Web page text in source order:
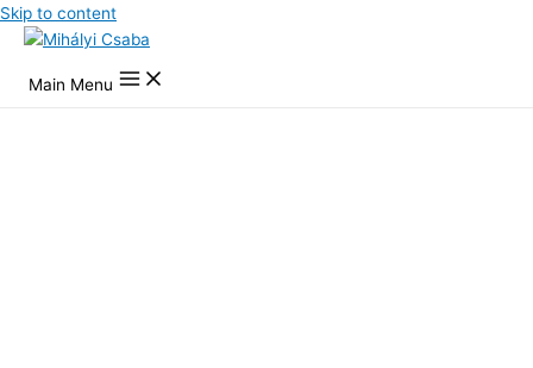
Skip to content
Main Menu